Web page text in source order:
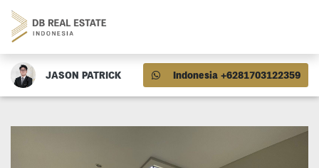
JASON PATRICK Indonesia +6281703122359